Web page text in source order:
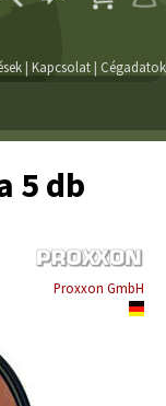
| Kapcsolat | Cégadatok
5 db
Proxxon GmbH